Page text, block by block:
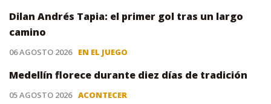
Dilan Andrés Tapia: el primer gol tras un largo
camino
06 AGOSTO 2026 EN EL JUEGO
Medellín florece durante diez días de tradición
05 AGOSTO 2026 ACONTECER